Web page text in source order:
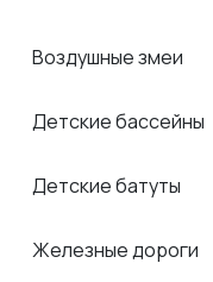
Воздушные змеи
Детские бассейны
Детские батуты
Железные дороги